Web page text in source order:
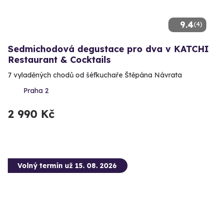
9.4(4)
Sedmichodová degustace pro dva v KATCHI
Restaurant & Cocktails
7 vyladěných chodů od šéfkuchaře Štěpána Návrata
Praha 2
2 990 Kč
Volný termín už 15. 08. 2026